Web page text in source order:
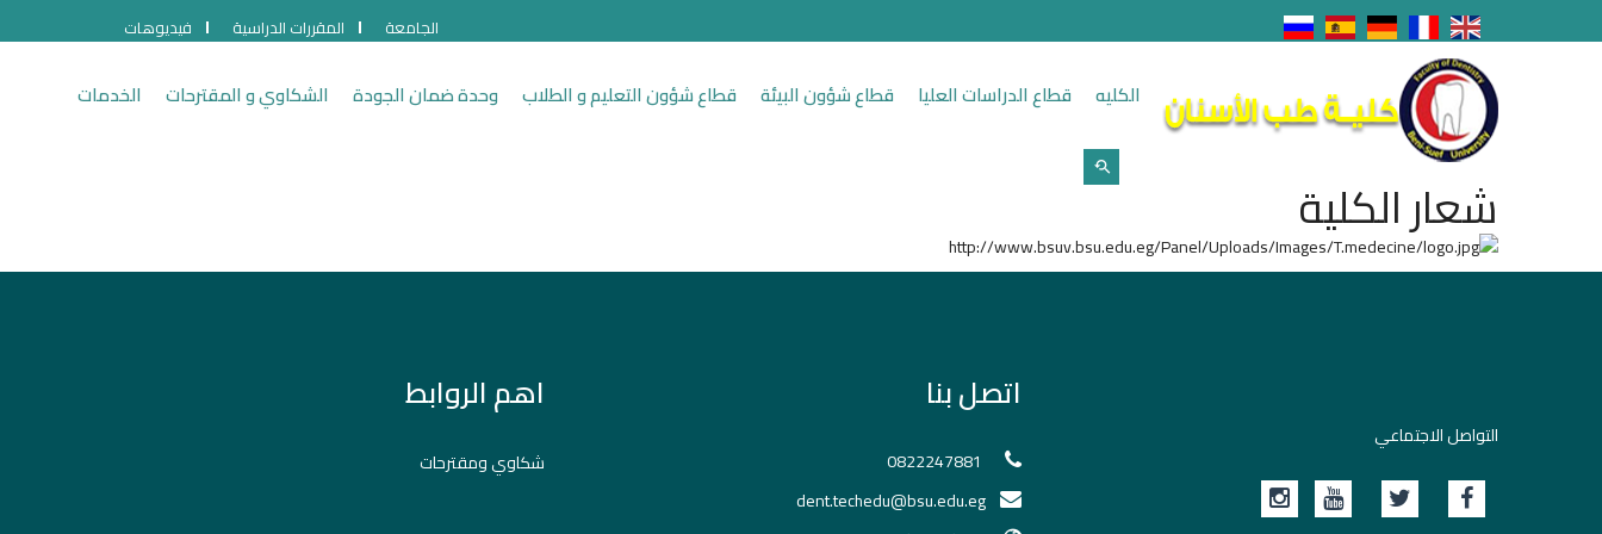
الجامعة المقررات الدراسية فيديوهات
الكليه قطاع الدراسات العليا قطاع شؤون البيئة قطاع شؤون التعليم و الطلاب وحدة ضمان الجودة الشكاوي و المقترحات الخدمات
شعار الكلية
التواصل الاجتماعي
اتصل بنا
dent.techedu@bsu.edu.eg
اهم الروابط
شكاوي ومقترحات